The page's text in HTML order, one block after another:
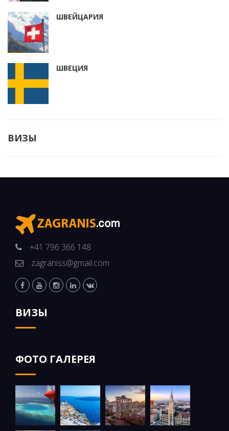
ШВЕЙЦАРИЯ
ШВЕЦИЯ
ВИЗЫ
+41 796 366 148
zagraniss@gmail.com
ВИЗЫ
ФОТО ГАЛЕРЕЯ